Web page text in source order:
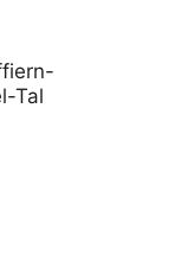
Tal